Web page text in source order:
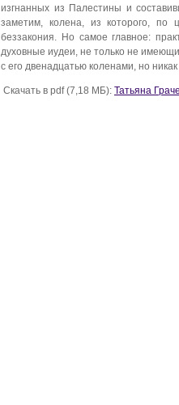
изгнанных из Палестины и
заметим, колена, из которого, по
беззакония. Но самое главное:
духовные иудеи, не только не
с его двенадцатью коленами, но
Скачать в pdf (7,18 МБ): Татьяна